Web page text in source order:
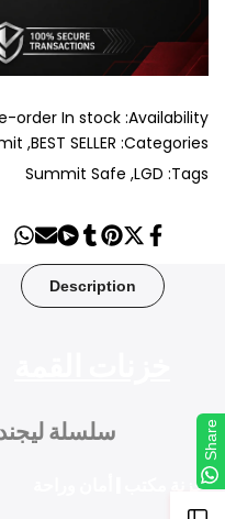
Availability:
In stock
order
Categories:
BEST SELLER
Tags:
LGD
Summit Safe
Share
Facebook
Tweet
Twitter
Pin
Pinterest
Share
Tumblr
Share
Telegram
Send
Mail
Description
سلسلة
خزنة مكتب | أمان وراحة
Share